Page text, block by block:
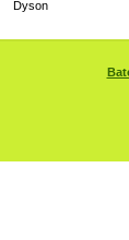
Dyson